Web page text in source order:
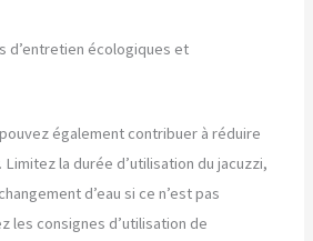
d’entretien écologiques et
également contribuer à réduire
la durée d’utilisation du jacuzzi,
d’eau si ce n’est pas
les consignes d’utilisation de